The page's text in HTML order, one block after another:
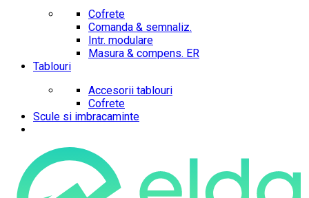
Cofrete
Comanda & semnaliz.
Intr. modulare
Masura & compens. ER
Tablouri
Accesorii tablouri
Cofrete
Scule si imbracaminte